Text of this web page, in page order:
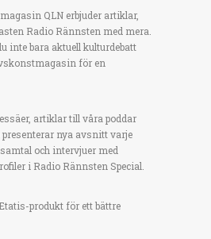
QLN erbjuder artiklar,
Radio Rännsten med mera.
inte bara aktuell kulturdebatt
för en
artiklar till våra poddar
nya avsnitt varje
och intervjuer med
i Radio Rännsten Special.
produkt för ett bättre